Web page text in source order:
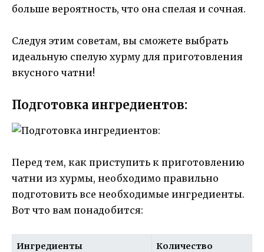
больше вероятность, что она спелая и сочная.
Следуя этим советам, вы сможете выбрать
идеальную спелую хурму для приготовления
вкусного чатни!
Подготовка ингредиентов:
Перед тем, как приступить к приготовлению
чатни из хурмы, необходимо правильно
подготовить все необходимые ингредиенты.
Вот что вам понадобится:
Ингредиенты Количество